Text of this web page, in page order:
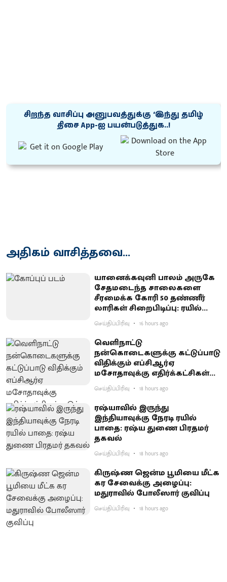
சிறந்த வாசிப்பு அனுபவத்துக்கு ‘இந்து தமிழ்
திசை App-ஐ பயன்படுத்துக..!
அதிகம் வாசித்தவை...
யானைக்கவுனி பாலம் அருகே
சேதமடைந்த சாலைகளை
சீரமைக்க கோரி 50 தண்ணீர்
லாரிகள் சிறைபிடிப்பு: ரயில்வே
குடியிருப்புவாசிகள் போராட்டம்
செய்திப்பிரிவு 16 hours ago
வெளிநாட்டு
நன்கொடைகளுக்கு கட்டுப்பாடு
விதிக்கும் எப்சிஆர்ஏ
மசோதாவுக்கு எதிர்க்கட்சிகள்
கடும் எதிர்ப்பு
செய்திப்பிரிவு 18 hours ago
ரஷ்யாவில் இருந்து
இந்தியாவுக்கு நேரடி ரயில்
பாதை: ரஷ்ய துணை பிரதமர்
தகவல்
செய்திப்பிரிவு 18 hours ago
கிருஷ்ண ஜென்ம பூமியை மீட்க
கர சேவைக்கு அழைப்பு:
மதுராவில் போலீஸார் குவிப்பு
செய்திப்பிரிவு 18 hours ago